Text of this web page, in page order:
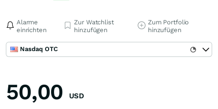
Alarme
einrichten
Zur Watchlist
hinzufügen
Zum Portfolio
hinzufügen
Nasdaq OTC
50,00 USD